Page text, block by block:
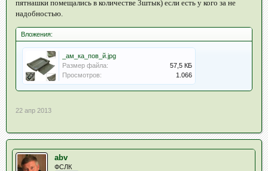
пятнашки помещались в количестве 3штык) если есть у кого за не
надобностью.
Вложения:
_ам_ка_пов_й.jpg
Размер файла:
57,5 КБ
Просмотров:
1.066
22 апр 2013
abv
ФСЛК